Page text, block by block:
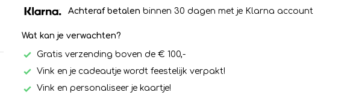
Achteraf betalen binnen 30 dagen met je Klarna account
Wat kan je verwachten?
Gratis verzending boven de € 100,-
Vink en je cadeautje wordt feestelijk verpakt!
Vink en personaliseer je kaartje!